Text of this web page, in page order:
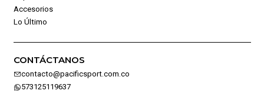
Accesorios
Lo Último
CONTÁCTANOS
contacto@pacificsport.com.co
573125119637